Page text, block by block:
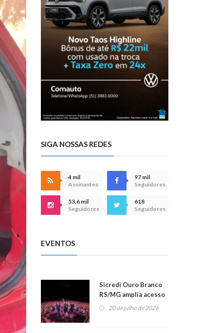
SIGA NOSSAS REDES
4 mil
Assinantes
97 mil
Seguidores
53,6 mil
Seguidores
618
Seguidores
EVENTOS
Sicredi Ouro Branco
RS/MG amplia acesso
ao show dos 45 anos
20 de julho de 2026